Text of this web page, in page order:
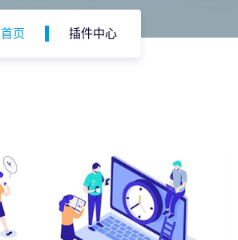
首页 插件中心